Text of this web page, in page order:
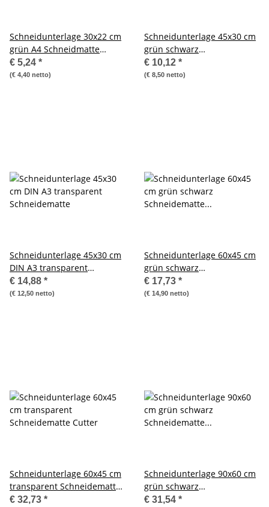
Schneidunterlage 30x22 cm
grün A4 Schneidmatte
Sonderposten
€ 5,24 *
(€ 4,40 netto)
Schneidunterlage 45x30 cm
grün schwarz
Schneidematte Messer
€ 10,12 *
(€ 8,50 netto)
Schneidunterlage 45x30 cm
DIN A3 transparent
Schneidematte
€ 14,88 *
(€ 12,50 netto)
Schneidunterlage 60x45 cm
grün schwarz
Schneidematte
Schneidunterlage Cutter
€ 17,73 *
(€ 14,90 netto)
Schneidunterlage 60x45 cm
transparent Schneidematte
Cutter
€ 32,73 *
Schneidunterlage 90x60 cm
grün schwarz
Schneidematte Messer
€ 31,54 *